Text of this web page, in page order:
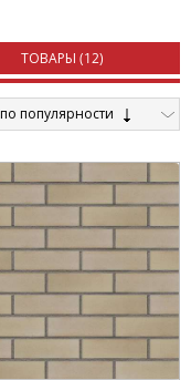
ТОВАРЫ (12)
по популярности